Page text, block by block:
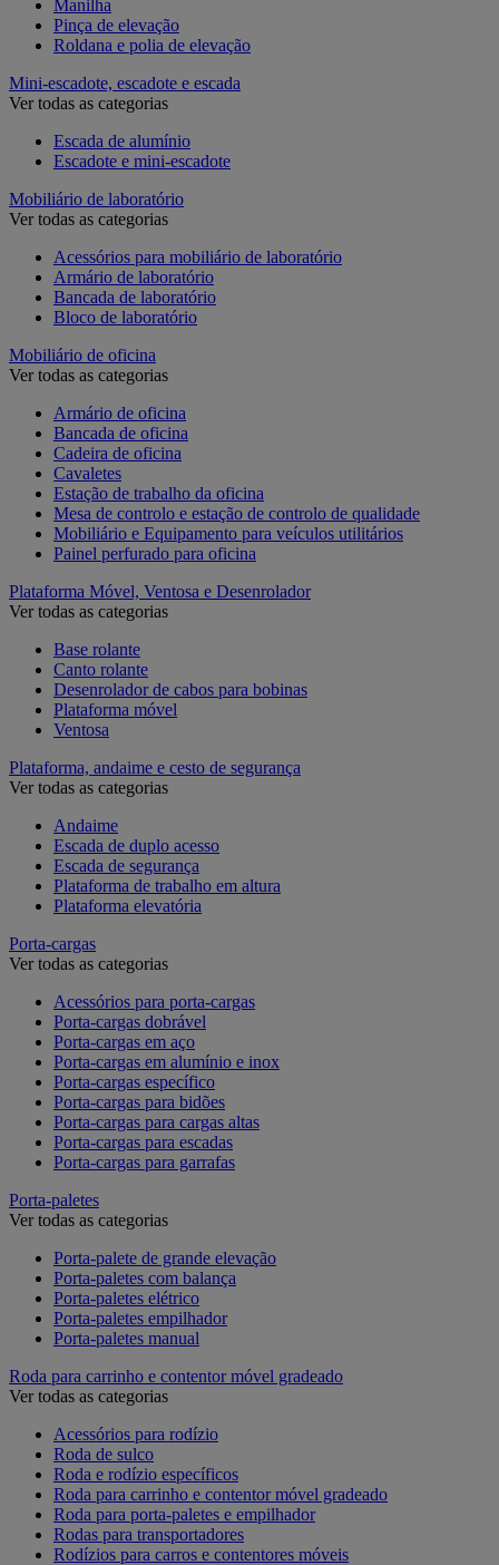
Manilha
Pinça de elevação
Roldana e polia de elevação
Mini-escadote, escadote e escada
Ver todas as categorias
Escada de alumínio
Escadote e mini-escadote
Mobiliário de laboratório
Ver todas as categorias
Acessórios para mobiliário de laboratório
Armário de laboratório
Bancada de laboratório
Bloco de laboratório
Mobiliário de oficina
Ver todas as categorias
Armário de oficina
Bancada de oficina
Cadeira de oficina
Cavaletes
Estação de trabalho da oficina
Mesa de controlo e estação de controlo de qualidade
Mobiliário e Equipamento para veículos utilitários
Painel perfurado para oficina
Plataforma Móvel, Ventosa e Desenrolador
Ver todas as categorias
Base rolante
Canto rolante
Desenrolador de cabos para bobinas
Plataforma móvel
Ventosa
Plataforma, andaime e cesto de segurança
Ver todas as categorias
Andaime
Escada de duplo acesso
Escada de segurança
Plataforma de trabalho em altura
Plataforma elevatória
Porta-cargas
Ver todas as categorias
Acessórios para porta-cargas
Porta-cargas dobrável
Porta-cargas em aço
Porta-cargas em alumínio e inox
Porta-cargas específico
Porta-cargas para bidões
Porta-cargas para cargas altas
Porta-cargas para escadas
Porta-cargas para garrafas
Porta-paletes
Ver todas as categorias
Porta-palete de grande elevação
Porta-paletes com balança
Porta-paletes elétrico
Porta-paletes empilhador
Porta-paletes manual
Roda para carrinho e contentor móvel gradeado
Ver todas as categorias
Acessórios para rodízio
Roda de sulco
Roda e rodízio específicos
Roda para carrinho e contentor móvel gradeado
Roda para porta-paletes e empilhador
Rodas para transportadores
Rodízios para carros e contentores móveis